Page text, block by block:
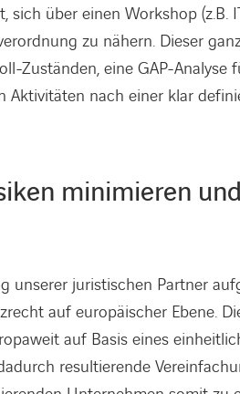
über einen Workshop (z.B.
zu nähern. Dieser
Zuständen, eine GAP-Analyse
Aktivitäten nach einer klar
minimieren
unserer juristischen Partner
auf europäischer Ebene.
auf Basis eines
resultierende